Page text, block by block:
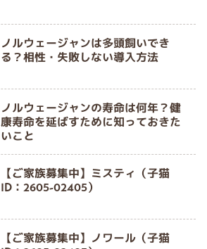
ノルウェージャンは多頭飼いでき
る？相性・失敗しない導入方法
ノルウェージャンの寿命は何年？健
康寿命を延ばすために知っておきた
いこと
【ご家族募集中】ミスティ（子猫
ID：2605-02405）
【ご家族募集中】ノワール（子猫